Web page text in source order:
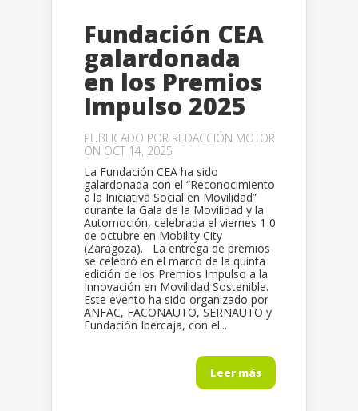
Fundación CEA
galardonada
en los Premios
Impulso 2025
PUBLICADO POR REDACCIÓN MOTOR
ON OCT 14, 2025
La Fundación CEA ha sido
galardonada con el “Reconocimiento
a la Iniciativa Social en Movilidad”
durante la Gala de la Movilidad y la
Automoción, celebrada el viernes 1 0
de octubre en Mobility City
(Zaragoza). La entrega de premios
se celebró en el marco de la quinta
edición de los Premios Impulso a la
Innovación en Movilidad Sostenible.
Este evento ha sido organizado por
ANFAC, FACONAUTO, SERNAUTO y
Fundación Ibercaja, con el...
Leer más